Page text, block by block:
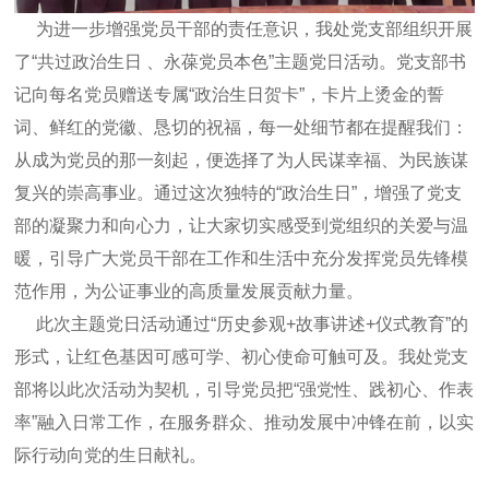
为进一步增强党员干部的责任意识，我处党支部组织开展
了“共过政治生日 、永葆党员本色”主题党日活动。党支部书
记向每名党员赠送专属“政治生日贺卡”，卡片上烫金的誓
词、鲜红的党徽、恳切的祝福，每一处细节都在提醒我们：
从成为党员的那一刻起，便选择了为人民谋幸福、为民族谋
复兴的崇高事业。通过这次独特的“政治生日”，增强了党支
部的凝聚力和向心力，让大家切实感受到党组织的关爱与温
暖，引导广大党员干部在工作和生活中充分发挥党员先锋模
范作用，为公证事业的高质量发展贡献力量。
此次主题党日活动通过“历史参观+故事讲述+仪式教育”的
形式，让红色基因可感可学、初心使命可触可及。我处党支
部将以此次活动为契机，引导党员把“强党性、践初心、作表
率”融入日常工作，在服务群众、推动发展中冲锋在前，以实
际行动向党的生日献礼。